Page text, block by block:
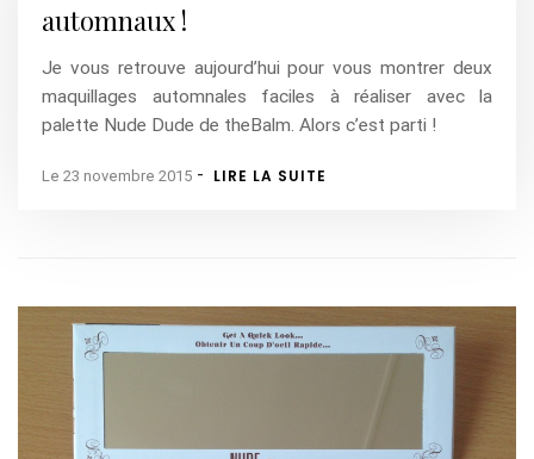
automnaux !
Je vous retrouve aujourd’hui pour vous montrer deux
maquillages automnales faciles à réaliser avec la
palette Nude Dude de theBalm. Alors c’est parti !
Le 23 novembre 2015 - LIRE LA SUITE